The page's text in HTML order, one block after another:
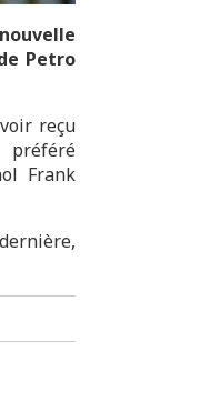
Petro
reçu
préféré
Frank